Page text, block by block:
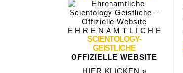
EHRENAMTLICHE
SCIENTOLOGY-
GEISTLICHE
OFFIZIELLE WEBSITE
HIER KLICKEN »